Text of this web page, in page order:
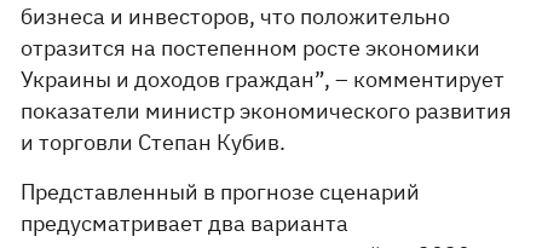
бизнеса и инвесторов, что положительно
отразится на постепенном росте экономики
Украины и доходов граждан”, – комментирует
показатели министр экономического развития
и торговли Степан Кубив.
Представленный в прогнозе сценарий
предусматривает два варианта